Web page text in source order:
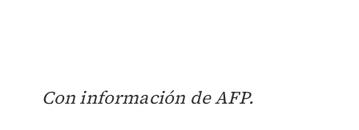
Con información de AFP.